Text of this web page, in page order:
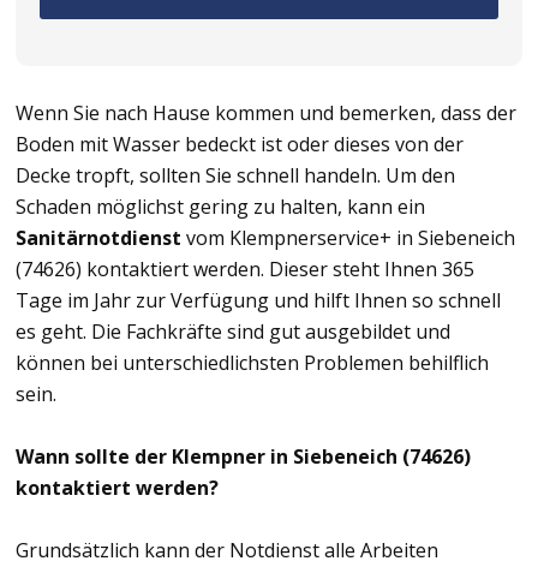
Wenn Sie nach Hause kommen und bemerken, dass der
Boden mit Wasser bedeckt ist oder dieses von der
Decke tropft, sollten Sie schnell handeln. Um den
Schaden möglichst gering zu halten, kann ein
Sanitärnotdienst vom Klempnerservice+ in Siebeneich
(74626) kontaktiert werden. Dieser steht Ihnen 365
Tage im Jahr zur Verfügung und hilft Ihnen so schnell
es geht. Die Fachkräfte sind gut ausgebildet und
können bei unterschiedlichsten Problemen behilflich
sein.
Wann sollte der Klempner in Siebeneich (74626)
kontaktiert werden?
Grundsätzlich kann der Notdienst alle Arbeiten